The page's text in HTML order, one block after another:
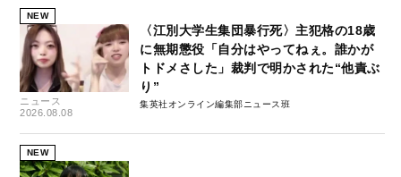
NEW
ニュース
2026.08.08
〈江別大学生集団暴行死〉主犯格の18歳
に無期懲役「自分はやってねぇ。誰かが
トドメさした」裁判で明かされた“他責ぶ
り”
集英社オンライン編集部ニュース班
NEW